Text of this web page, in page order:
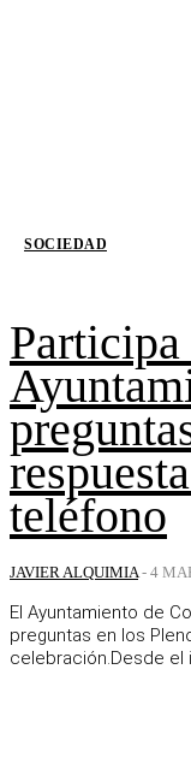
SOCIEDAD
teléfono
JAVIER ALQUIMIA - 4
El Ayuntamiento de
preguntas en los
celebración.Desde el